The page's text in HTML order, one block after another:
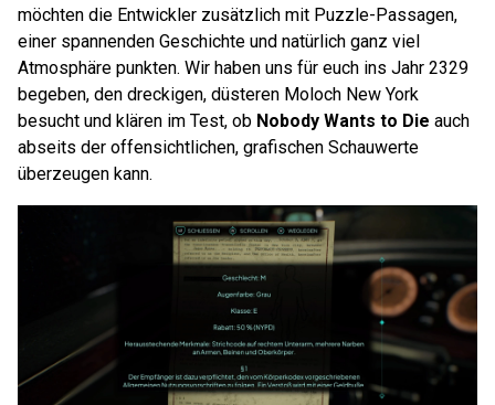
möchten die Entwickler zusätzlich mit Puzzle-Passagen,
einer spannenden Geschichte und natürlich ganz viel
Atmosphäre punkten. Wir haben uns für euch ins Jahr 2329
begeben, den dreckigen, düsteren Moloch New York
besucht und klären im Test, ob Nobody Wants to Die auch
abseits der offensichtlichen, grafischen Schauwerte
überzeugen kann.